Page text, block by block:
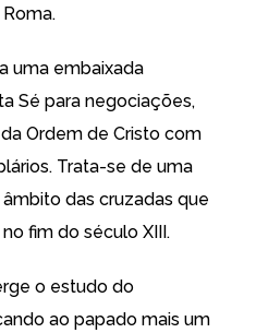
uma embaixada
Sé para negociações,
Ordem de Cristo com
Trata-se de uma
das cruzadas que
fim do século XIII.
o estudo do
ao papado mais um